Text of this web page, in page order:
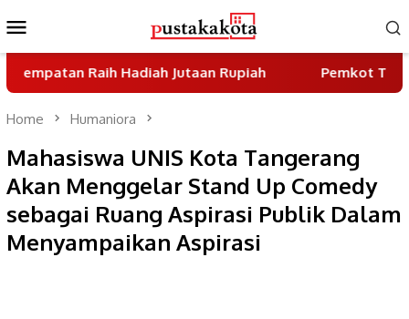
to
contentMenu
Raih Hadiah Jutaan Rupiah Pemkot Tangsel
Home Humaniora
Mahasiswa UNIS Kota Tangerang
Akan Menggelar Stand Up Comedy
sebagai Ruang Aspirasi Publik Dalam
Menyampaikan Aspirasi